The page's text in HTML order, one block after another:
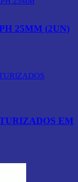
25MM (2UN)
EM